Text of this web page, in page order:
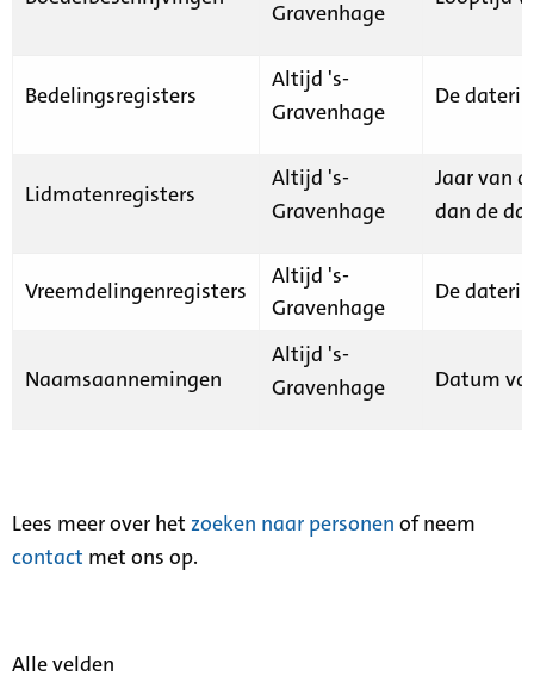
Gravenhage
Bedelingsregisters
Altijd 's-
Gravenhage
De
Lidmatenregisters
Altijd 's-
Gravenhage
Jaar van
dan de
Vreemdelingenregisters
Altijd 's-
Gravenhage
De
Naamsaannemingen
Altijd 's-
Gravenhage
Datum
Lees meer over het zoeken naar personen of neem
contact met ons op.
Alle velden